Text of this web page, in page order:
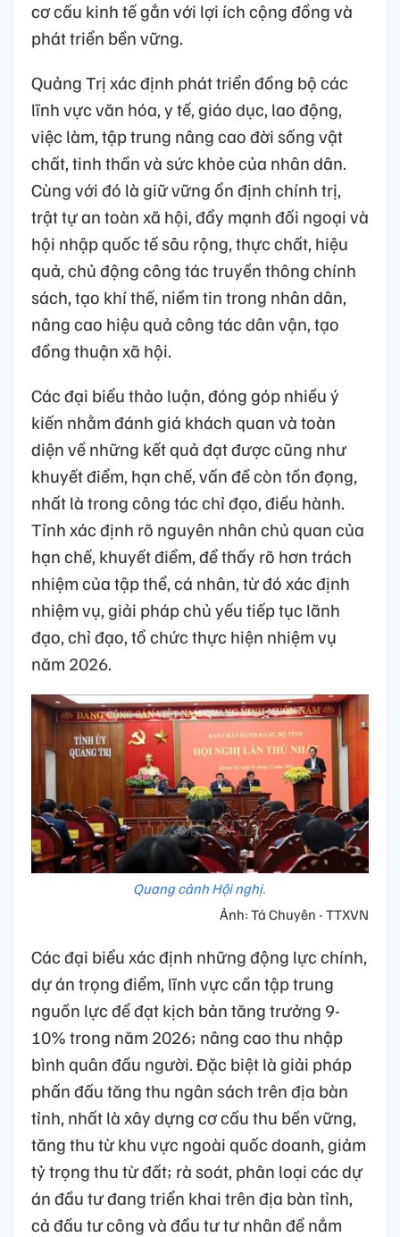
cơ cấu kinh tế gắn với lợi ích cộng đồng và
phát triển bền vững.
Quảng Trị xác định phát triển đồng bộ các
lĩnh vực văn hóa, y tế, giáo dục, lao động,
việc làm, tập trung nâng cao đời sống vật
chất, tinh thần và sức khỏe của nhân dân.
Cùng với đó là giữ vững ổn định chính trị,
trật tự an toàn xã hội, đẩy mạnh đối ngoại và
hội nhập quốc tế sâu rộng, thực chất, hiệu
quả, chủ động công tác truyền thông chính
sách, tạo khí thế, niềm tin trong nhân dân,
nâng cao hiệu quả công tác dân vận, tạo
đồng thuận xã hội.
Các đại biểu thảo luận, đóng góp nhiều ý
kiến nhằm đánh giá khách quan và toàn
diện về những kết quả đạt được cũng như
khuyết điểm, hạn chế, vấn đề còn tồn đọng,
nhất là trong công tác chỉ đạo, điều hành.
Tỉnh xác định rõ nguyên nhân chủ quan của
hạn chế, khuyết điểm, để thấy rõ hơn trách
nhiệm của tập thể, cá nhân, từ đó xác định
nhiệm vụ, giải pháp chủ yếu tiếp tục lãnh
đạo, chỉ đạo, tổ chức thực hiện nhiệm vụ
năm 2026.
Quang cảnh Hội nghị.
Ảnh: Tá Chuyên - TTXVN
Các đại biểu xác định những động lực chính,
dự án trọng điểm, lĩnh vực cần tập trung
nguồn lực để đạt kịch bản tăng trưởng 9-
10% trong năm 2026; nâng cao thu nhập
bình quân đầu người. Đặc biệt là giải pháp
phấn đấu tăng thu ngân sách trên địa bàn
tỉnh, nhất là xây dựng cơ cấu thu bền vững,
tăng thu từ khu vực ngoài quốc doanh, giảm
tỷ trọng thu từ đất; rà soát, phân loại các dự
án đầu tư đang triển khai trên địa bàn tỉnh,
cả đầu tư công và đầu tư tư nhân để nắm